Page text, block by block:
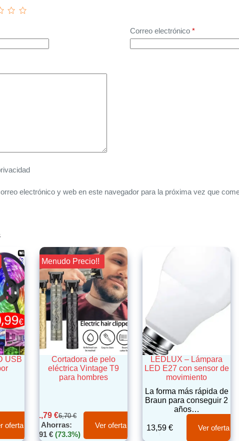
Correo electrónico *
electrónico y web en este navegador para la próxima vez que
USB
oferta
¡¡ Menudo Precio!!
Cortadora de pelo
eléctrica Vintage T9
para hombres
6,70€
1,79€
Ahorras:
4,91 € (73.3%)
Ver oferta
LEDLUX – Lámpara
LED E27 con sensor de
movimiento
La forma más rápida de
Braun para conseguir 2
años…
13,59 € Ver oferta